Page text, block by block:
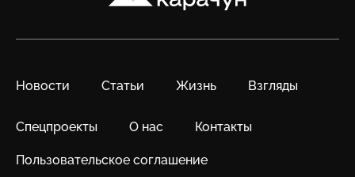
Новости Статьи Жизнь Взгляды
Спецпроекты О нас Контакты
Пользовательское соглашение